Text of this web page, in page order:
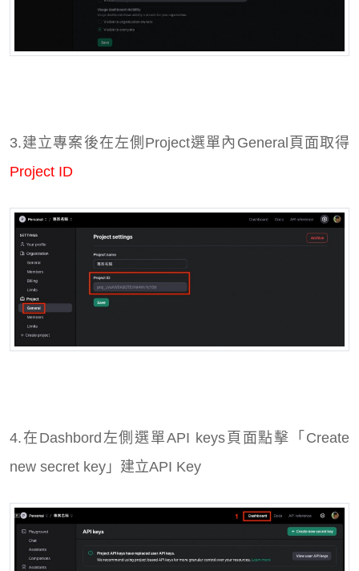
3.建立專案後在左側Project選單內General頁面取得
Project ID
4.在Dashbord左側選單API keys頁面點擊「Create
new secret key」建立API Key